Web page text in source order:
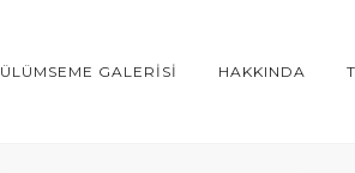
GALERISI HAKKINDA